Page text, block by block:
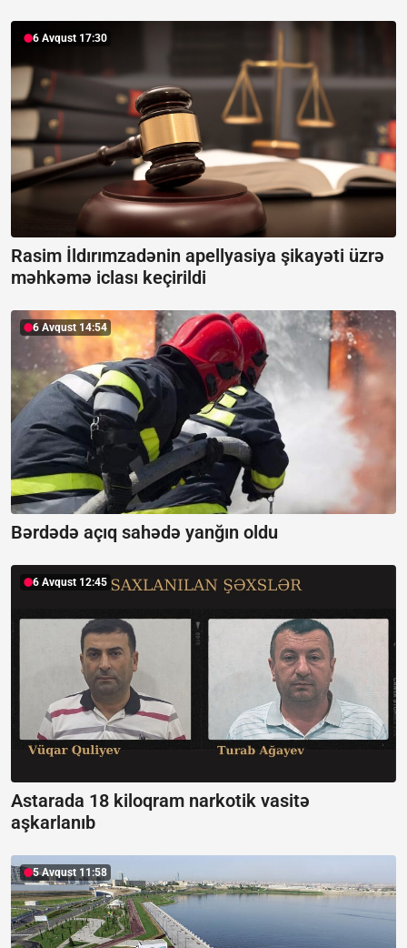
6 Avqust 17:30
Rasim İldırımzadənin apellyasiya şikayəti üzrə
məhkəmə iclası keçirildi
6 Avqust 14:54
Bərdədə açıq sahədə yanğın oldu
6 Avqust 12:45
Astarada 18 kiloqram narkotik vasitə
aşkarlanıb
5 Avqust 11:58